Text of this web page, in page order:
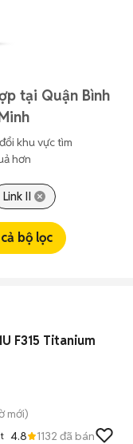
tại Quận Bình
khu vực tìm
hơn
Link II
bộ lọc
F315 Titanium
mới)
4.8 1132 đã bán